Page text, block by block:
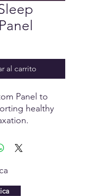
al carrito
Panel to
healthy